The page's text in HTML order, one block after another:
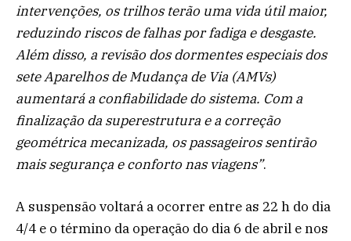
intervenções, os trilhos terão uma vida útil maior,
reduzindo riscos de falhas por fadiga e desgaste.
Além disso, a revisão dos dormentes especiais dos
sete Aparelhos de Mudança de Via (AMVs)
aumentará a confiabilidade do sistema. Com a
finalização da superestrutura e a correção
geométrica mecanizada, os passageiros sentirão
mais segurança e conforto nas viagens”.
A suspensão voltará a ocorrer entre as 22 h do dia
4/4 e o término da operação do dia 6 de abril e nos